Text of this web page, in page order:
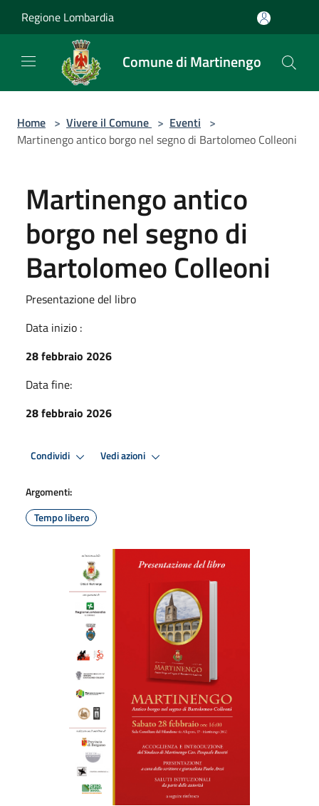
Regione Lombardia
Comune di Martinengo
Home > Vivere il Comune > Eventi >
Martinengo antico borgo nel segno di Bartolomeo Colleoni
Martinengo antico
borgo nel segno di
Bartolomeo Colleoni
Presentazione del libro
Data inizio :
28 febbraio 2026
Data fine:
28 febbraio 2026
Condividi Vedi azioni
Argomenti:
Tempo libero